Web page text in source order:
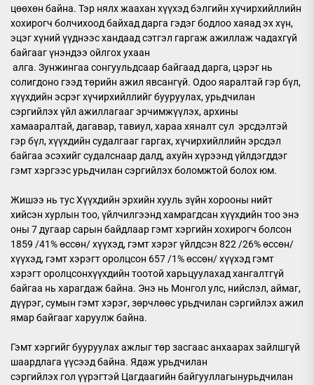
цөөхөн байна. Тэр нялх жаахан хүүхэд бэлгийн хүчирхийллийн
хохирогч болчихоод байхад дарга гэдэг бодлоо хаяад эх хүн,
эцэг хүний үүднээс хандаад сэтгэл гаргаж ажиллаж чадахгүй
байгааг үнэндээ ойлгох ухаан
алга. Зунжингаа сонгуульдсаар байгаад дарга, цэрэг нь
солигдоно гээд төрийн ажил явсангүй. Одоо яаралтай гэр бүл,
хүүхдийн эсрэг хүчирхийллийг бууруулах, урьдчилан
сэргийлэх үйл ажиллагааг эрчимжүүлэх, архины
хамааралтай, дагавар, тавиул, хараа хяналт сул эрсдэлтэй
гэр бүл, хүүхдийн судалгааг гаргах, хүчирхийллийн эрсдэл
байгаа эсэхийг судалснаар далд, ахуйн хүрээнд үйлдэгддэг
гэмт хэргээс урьдчилан сэргийлэх боломжтой болох юм.
Жишээ нь тус Хүүхдийн эрхийн хууль зүйн хорооны нийт
хийсэн хурлын тоо, үйлчилгээнд хамрагдсан хүүхдийн тоо энэ
оны 7 дугаар сарын байдлаар гэмт хэргийн хохирогч болсон
1859 /41% өссөн/ хүүхэд, гэмт хэрэг үйлдсэн 822 /26% өссөн/
хүүхэд, гэмт хэрэгт оролцсон 657 /1% өссөн/ хүүхэд гэмт
хэрэгт оролцсонхүүхдийн тоотой харьцуулахад хангалтгүй
байгаа нь харагдаж байна. Энэ нь Монгол улс, нийслэл, аймаг,
дүүрэг, сумын гэмт хэрэг, зөрчлөөс урьдчилан сэргийлэх ажил
ямар байгааг харуулж байна.
Гэмт хэргийг бууруулах ажлыг төр засгаас анхаарах зайлшгүй
шаардлага үүсээд байна. Ядаж урьдчилан
сэргийлэх гол үүрэгтэй Цагдаагийн байгууллагынурьдчилан